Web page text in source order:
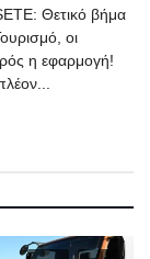
Θετικό βήμα
οι
η εφαρμογή!